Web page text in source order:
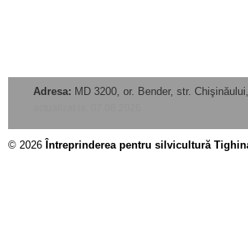
Adresa: MD 3200, or. Bender, str.
© 2026 Întreprinderea pentru silvicultură